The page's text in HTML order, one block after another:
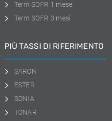
Term SOFR 1 mese
Term SOFR 3 mesi
PIÙ TASSI DI RIFERIMENTO
SARON
ESTER
SONIA
TONAR